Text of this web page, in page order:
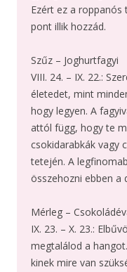
Ezért ez a
pont illik hozzád.
Szűz – Joghurtfagyi
VIII. 24. – IX. 22.:
életedet, mint
hogy legyen. A
attól függ, hogy te
csokidarabkák vagy
tetején. A
összehozni ebben a
Mérleg –
IX. 23. – X. 23.:
megtalálod a
kinek mire van